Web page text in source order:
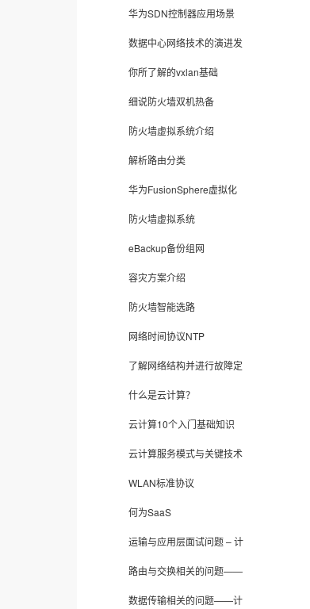
华为SDN控制器应用场景
数据中心网络技术的演进发
你所了解的vxlan基础
细说防火墙双机热备
防火墙虚拟系统介绍
解析路由分类
华为FusionSphere虚拟化
防火墙虚拟系统
eBackup备份组网
容灾方案介绍
防火墙智能选路
网络时间协议NTP
了解网络结构并进行故障定
什么是云计算？
云计算10个入门基础知识
云计算服务模式与关键技术
WLAN标准协议
何为SaaS
运输与应用层面试问题 – 计
路由与交换相关的问题——
数据传输相关的问题——计